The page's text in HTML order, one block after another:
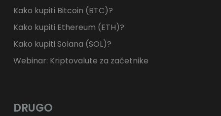
Kako kupiti Bitcoin (BTC)?
Kako kupiti Ethereum (ETH)?
Kako kupiti Solana (SOL)?
Webinar: Kriptovalute za začetnike
DRUGO